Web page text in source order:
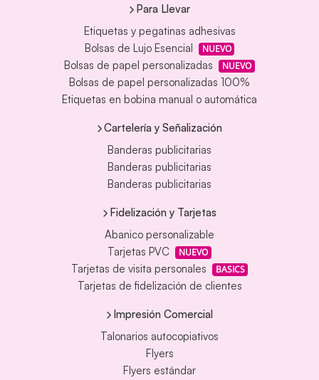
Para Llevar
Etiquetas y pegatinas adhesivas
Bolsas de Lujo Esencial
NUEVO
Bolsas de papel personalizadas NUEVO
Bolsas de papel personalizadas 100%
Etiquetas en bobina manual o automática
Cartelería y Señalización
Banderas publicitarias
Banderas publicitarias
Banderas publicitarias
Fidelización y Tarjetas
Abanico personalizable
Tarjetas PVC
NUEVO
Tarjetas de visita personales BASICS
Tarjetas de fidelización de clientes
Impresión Comercial
Talonarios autocopiativos
Flyers
Flyers estándar